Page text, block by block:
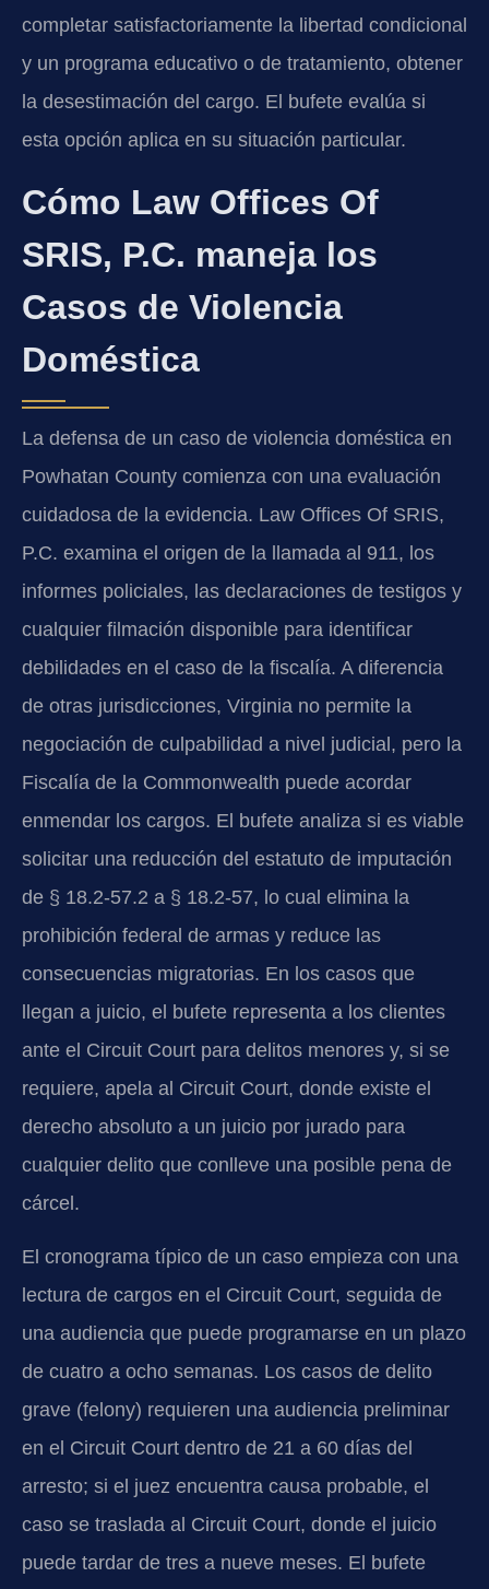
completar satisfactoriamente la libertad condicional
y un programa educativo o de tratamiento, obtener
la desestimación del cargo. El bufete evalúa si
esta opción aplica en su situación particular.
Cómo Law Offices Of
SRIS, P.C. maneja los
Casos de Violencia
Doméstica
La defensa de un caso de violencia doméstica en
Powhatan County comienza con una evaluación
cuidadosa de la evidencia. Law Offices Of SRIS,
P.C. examina el origen de la llamada al 911, los
informes policiales, las declaraciones de testigos y
cualquier filmación disponible para identificar
debilidades en el caso de la fiscalía. A diferencia
de otras jurisdicciones, Virginia no permite la
negociación de culpabilidad a nivel judicial, pero la
Fiscalía de la Commonwealth puede acordar
enmendar los cargos. El bufete analiza si es viable
solicitar una reducción del estatuto de imputación
de § 18.2-57.2 a § 18.2-57, lo cual elimina la
prohibición federal de armas y reduce las
consecuencias migratorias. En los casos que
llegan a juicio, el bufete representa a los clientes
ante el Circuit Court para delitos menores y, si se
requiere, apela al Circuit Court, donde existe el
derecho absoluto a un juicio por jurado para
cualquier delito que conlleve una posible pena de
cárcel.
El cronograma típico de un caso empieza con una
lectura de cargos en el Circuit Court, seguida de
una audiencia que puede programarse en un plazo
de cuatro a ocho semanas. Los casos de delito
grave (felony) requieren una audiencia preliminar
en el Circuit Court dentro de 21 a 60 días del
arresto; si el juez encuentra causa probable, el
caso se traslada al Circuit Court, donde el juicio
puede tardar de tres a nueve meses. El bufete